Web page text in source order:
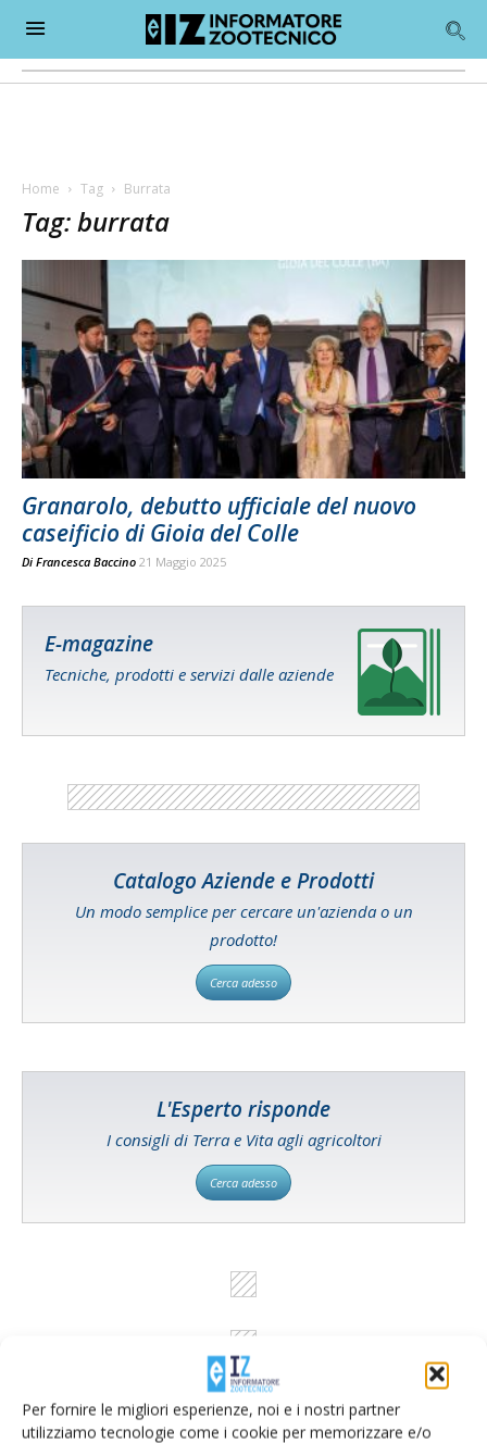
Per fornire le migliori esperienze, noi e i nostri partner
utilizziamo tecnologie come i cookie per memorizzare e/o
Home Tag Burrata
Tag: burrata
Granarolo, debutto ufficiale del nuovo
caseificio di Gioia del Colle
Di Francesca Baccino 21 Maggio 2025
E-magazine
Tecniche, prodotti e servizi dalle aziende
Catalogo Aziende e Prodotti
Un modo semplice per cercare un'azienda o un
prodotto!
Cerca adesso
L'Esperto risponde
I consigli di Terra e Vita agli agricoltori
Cerca adesso